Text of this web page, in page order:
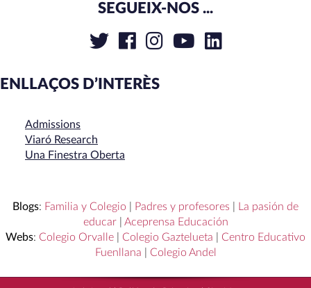
SEGUEIX-NOS ...
ENLLAÇOS D’INTERÈS
Admissions
Viaró Research
Una Finestra Oberta
Blogs: Familia y Colegio Padres y profesores
La pasión de
educar| Aceprensa Educación
Webs: Colegio Orvalle Colegio Gaztelueta
Centro Educativo
Fuenllana
Colegio Andel